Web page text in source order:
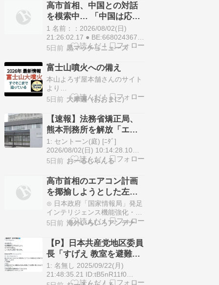
高市首相、中国との対話
を模索中… 「中国は応じ
る可能性が低い」と産経
新聞が報じる
1 名前：：2026/08/02(日)
21:26:02.17 ● BE:668024367-
2BP(3000).net
本政府、中国との対話探る 中国
側に機運なし 自己目的化なら足
元見られる懸念も 日本政府は
中…
5日前 黒マッチョニュース
富士山噴火への備え
本山よろず屋本舗さんのサイト
より
https://motoyama.world.coocan.jp/
＜転載開始＞ このところ大きな
地震が頻繁に起きるようになっ
てきました。 ７月２８日に発生
した熊本地震の報道で私の目に
最初に飛び込んできたのは、イ
オンモールのガス爆発の現場映
像です。イ…
5日前 大摩邇（おおまに）
【速報】法務省矯正局、
熊本刑務所を解放「エア
コンもあり避難所より快
適」「防犯面はかなり安
心」
1: セントーン(庭) [ﾆﾀﾞ]
2026/08/02(日) 10:14:28.10
ID:ID:cnVIy7Wz0●「刑務所も避
なり安心」 法務省矯正局の開設
報告に反響広がる【熊本地震】
法務省矯正局の公式Xアカウン
ト（@MOJ_KYOUSEI）が2…
5日前 おーるじゃんる
高市首相のエアコン計画
を揶揄しようとした左
派、「短期間で町の電気
屋さんができる工事だと
思ってる？」と反論を食
⊙ 日本政府「国家情報局」発足
インテリジェンス機能強化・ス
パイ防止法制検討、戦略策定着
す！！⊙ 【哲学】「知的能力が
高い人ほど、ひとりで過ごすこ
とを好み、知的能力が低い人ほ
ど、誰かと一緒にいようとする
傾向がある」のはなぜかえび速
⊙ 日経平均株価…
5日前 海外いろいろアンテナ
【P】日本共産党地区委員
長「すげえ 教室を避難
所？授業どうすんね
ん」、政権批判したすぎ
1: 名無し 2025/09/22(月)
21:48:35.21 ID:tB5nR11f0
BE:478973293-2BP(2001) 今日